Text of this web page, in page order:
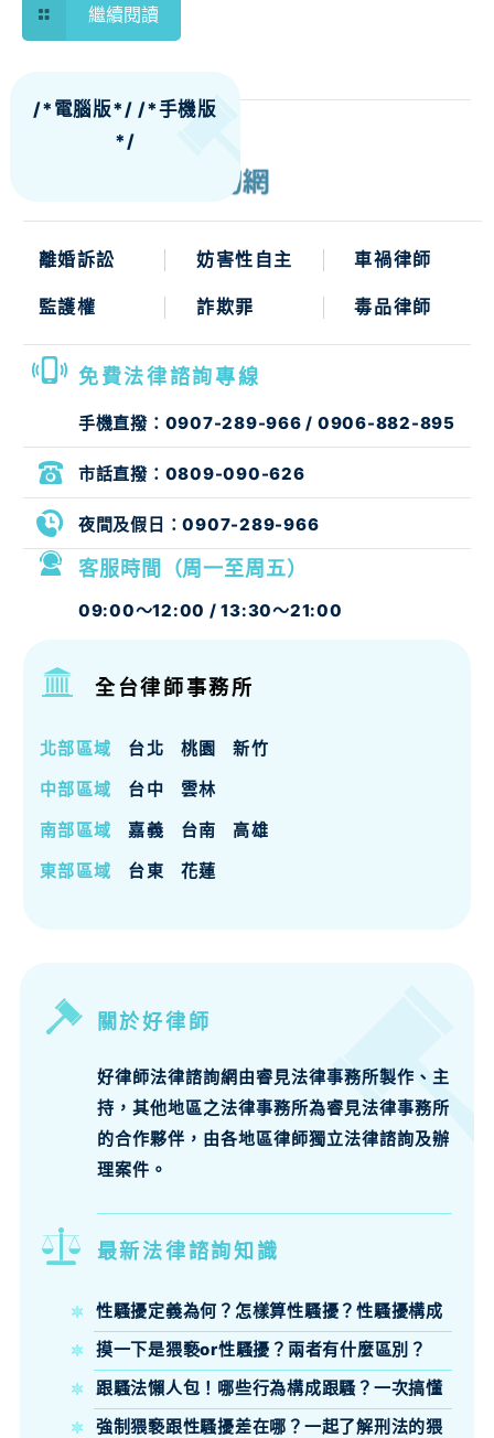
繼續閱讀
/*電腦版*//*手機版
*/
關於好律師
好律師法律諮詢網由睿見法律事務所製作、主
持，其他地區之法律事務所為睿見法律事務所
的合作夥伴，由各地區律師獨立法律諮詢及辦
理案件。
最新法律諮詢知識
性騷擾定義為何？怎樣算性騷擾？性騷擾構成
要件、法律責任律師來說明
摸一下是猥褻or性騷擾？兩者有什麼區別？
跟騷法懶人包！哪些行為構成跟騷？一次搞懂
跟騷法定義、構成要件與刑責
強制猥褻跟性騷擾差在哪？一起了解刑法的猥
離婚訴訟 妨害性自主 車禍律師
監護權 詐欺罪 毒品律師
免費法律諮詢專線
手機直撥： 0907-289-966 / 0906-882-895
市話直撥： 0809-090-626
客服時間（周一至周五）
09:00～12:00 / 13:30～21:00
夜間及假日：0907-289-966
全台律師事務所
北部區域 台北 桃園 新竹
南部區域 嘉義 台南 高雄
中部區域 台中 雲林
東部區域 台東 花蓮